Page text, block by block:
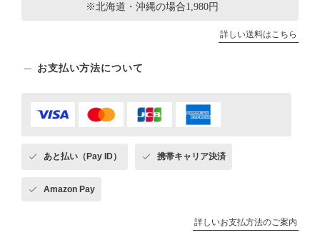
※北海道・沖縄の場合1,980円
詳しい送料はこちら
お支払い方法について
あと払い（Pay ID） 携帯キャリア決済
Amazon Pay
詳しいお支払方法のご案内